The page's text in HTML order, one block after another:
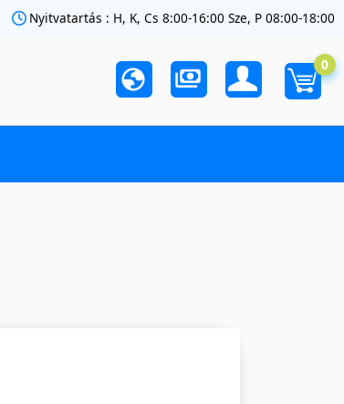
Nyitvatartás : H, K, Cs 8:00-16:00 Sze, P 08:00-18:00
0